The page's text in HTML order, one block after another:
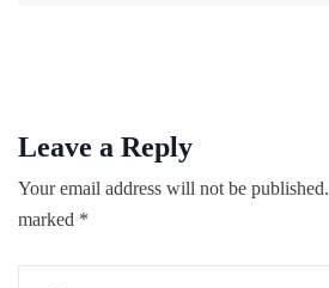
Leave a Reply
Your email address will not be published.
marked *